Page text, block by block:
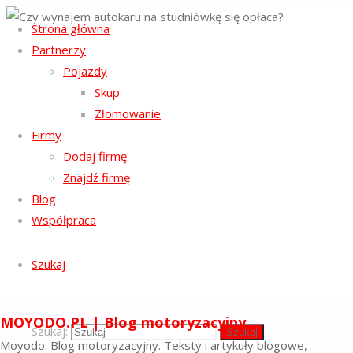
Strona główna
Partnerzy
Pojazdy
Skup
Złomowanie
Firmy
Dodaj firmę
Znajdź firmę
Blog
Współpraca
Szukaj
Szukaj: Szukaj
MOYODO.PL | Blog motoryzacyjny
Moyodo: Blog motoryzacyjny. Teksty i artykuły blogowe,
Strona główna
Autokary Czy
Czy
wynajem
na